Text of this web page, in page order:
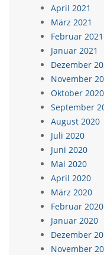
April 2021
März 2021
Februar 2021
Januar 2021
Dezember
November
Oktober 2020
September
August 2020
Juli 2020
Juni 2020
Mai 2020
April 2020
März 2020
Februar 2020
Januar 2020
Dezember
November